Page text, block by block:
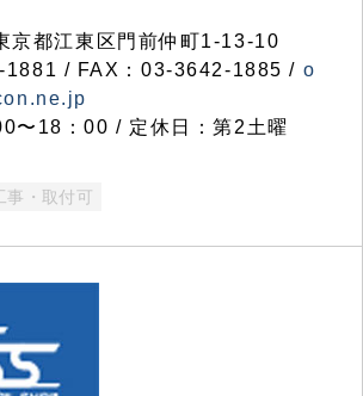
都江東区門前仲町1-13-10
1881 / FAX：03-3642-1885 / o
〜18：00 / 定休日：第2土曜
事・取付可